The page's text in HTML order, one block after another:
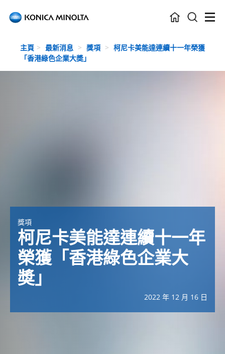
Skip to main content
主頁 最新消息 獎項
柯尼卡美能達連續十一年榮獲
「香港綠色企業大奬」
獎項
柯尼卡美能達連續十一年
榮獲「香港綠色企業大
奬」
2022 年 12 月 16 日